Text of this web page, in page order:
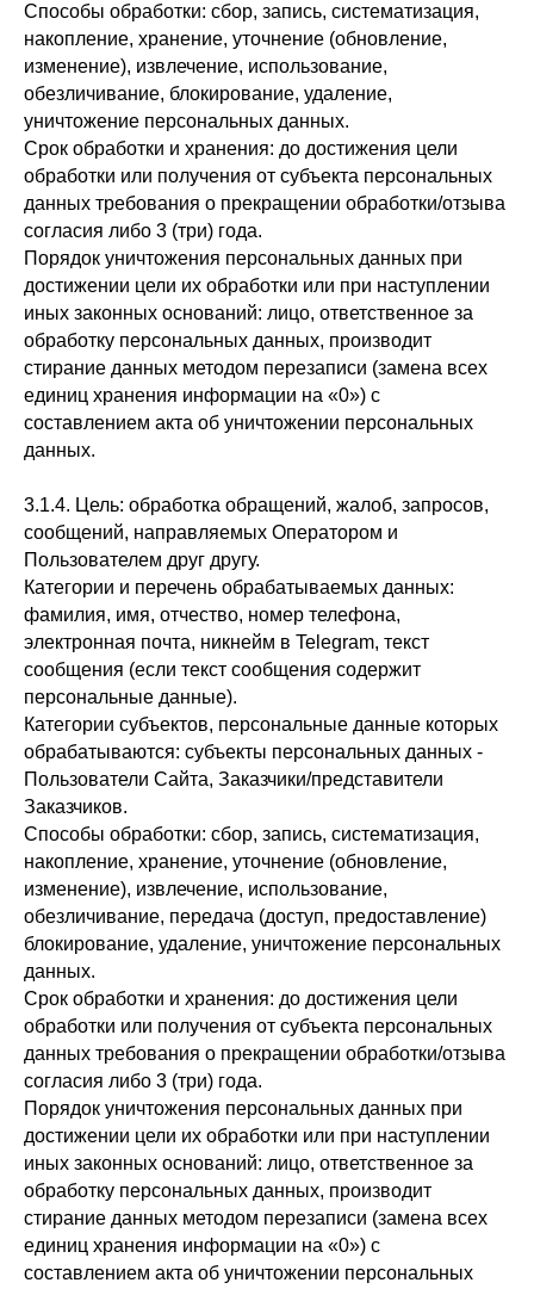
Способы обработки: сбор, запись, систематизация,
накопление, хранение, уточнение (обновление,
изменение), извлечение, использование,
обезличивание, блокирование, удаление,
уничтожение персональных данных.
Срок обработки и хранения: до достижения цели
обработки или получения от субъекта персональных
данных требования о прекращении обработки/отзыва
согласия либо 3 (три) года.
Порядок уничтожения персональных данных при
достижении цели их обработки или при наступлении
иных законных оснований: лицо, ответственное за
обработку персональных данных, производит
стирание данных методом перезаписи (замена всех
единиц хранения информации на «0») с
составлением акта об уничтожении персональных
данных.
3.1.4. Цель: обработка обращений, жалоб, запросов,
сообщений, направляемых Оператором и
Пользователем друг другу.
Категории и перечень обрабатываемых данных:
фамилия, имя, отчество, номер телефона,
электронная почта, никнейм в Telegram, текст
сообщения (если текст сообщения содержит
персональные данные).
Категории субъектов, персональные данные которых
обрабатываются: субъекты персональных данных -
Пользователи Сайта, Заказчики/представители
Заказчиков.
Способы обработки: сбор, запись, систематизация,
накопление, хранение, уточнение (обновление,
изменение), извлечение, использование,
обезличивание, передача (доступ, предоставление)
блокирование, удаление, уничтожение персональных
данных.
Срок обработки и хранения: до достижения цели
обработки или получения от субъекта персональных
данных требования о прекращении обработки/отзыва
согласия либо 3 (три) года.
Порядок уничтожения персональных данных при
достижении цели их обработки или при наступлении
иных законных оснований: лицо, ответственное за
обработку персональных данных, производит
стирание данных методом перезаписи (замена всех
единиц хранения информации на «0») с
составлением акта об уничтожении персональных